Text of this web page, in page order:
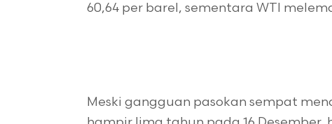
60,64 per barel, sementara WTI
Meski gangguan pasokan sempat